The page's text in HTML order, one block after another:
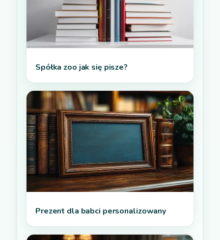
Spółka zoo jak się pisze?
Prezent dla babci personalizowany